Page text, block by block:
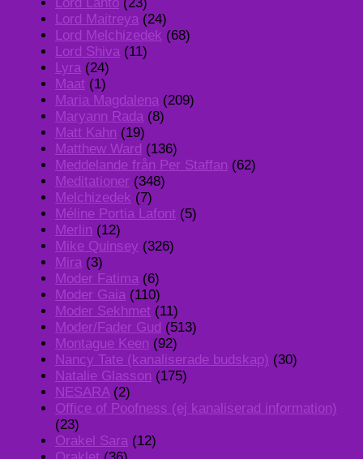
Lord Maitreya (24)
Lord Melchizedek (68)
Lord Shiva (11)
Lyra (24)
Maat (1)
Maria Magdalena (209)
Maryann Rada (8)
Matt Kahn (19)
Matthew Ward (136)
Meddelande från Per Staffan (62)
Meditationer (348)
Melchizedek (7)
Méline Portia Lafont (5)
Merlin (12)
Mike Quinsey (326)
Mira (3)
Moder Fatima (6)
Moder Gaia (110)
Moder Sekhmet (11)
Moder/Fader Gud (513)
Montague Keen (92)
Nancy Tate (kanaliserade budskap) (30)
Natalie Glasson (175)
NESARA(2)
Office of Poofness (ej kanaliserad information)
(23)
Orakel Sara (12)